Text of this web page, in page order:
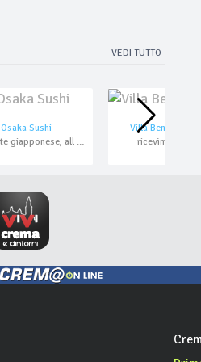
VEDI TUTTO
Osaka Sushi
ristorante giapponese, all you can eat, asporto, domicilio
Villa Benvenuti
ricevimenti